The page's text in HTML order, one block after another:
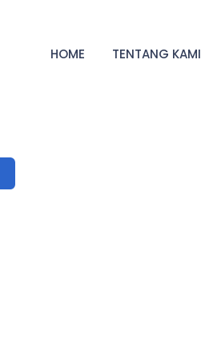
HOME TENTANG KAMI